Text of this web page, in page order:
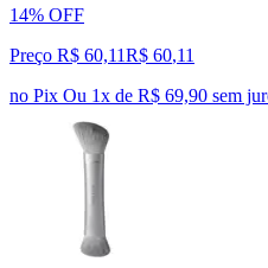
14% OFF
Preço R$ 60,11R$ 60,11
no Pix Ou 1x de R$ 69,90 sem